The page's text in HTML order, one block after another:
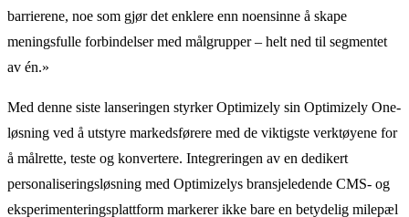
barrierene, noe som gjør det enklere enn noensinne å skape
meningsfulle forbindelser med målgrupper – helt ned til segmentet
av én.»
Med denne siste lanseringen styrker Optimizely sin Optimizely One-
løsning ved å utstyre markedsførere med de viktigste verktøyene for
å målrette, teste og konvertere. Integreringen av en dedikert
personaliseringsløsning med Optimizelys bransjeledende CMS- og
eksperimenteringsplattform markerer ikke bare en betydelig milepæl